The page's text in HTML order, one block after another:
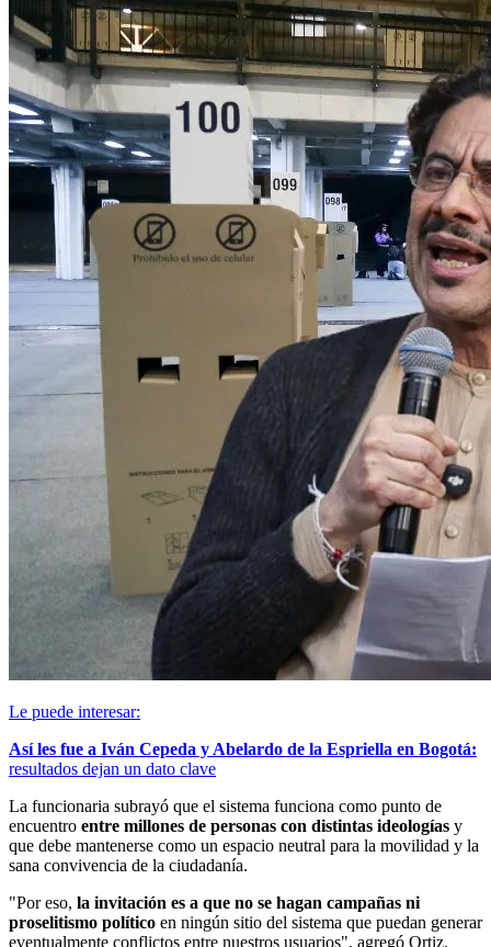
Le puede interesar:
Así les fue a Iván Cepeda y Abelardo de la Espriella en Bogotá:
resultados dejan un dato clave
La funcionaria subrayó que el sistema funciona como punto de
encuentro entre millones de personas con distintas ideologías y
que debe mantenerse como un espacio neutral para la movilidad y la
sana convivencia de la ciudadanía.
"Por eso, la invitación es a que no se hagan campañas ni
proselitismo político en ningún sitio del sistema que puedan generar
eventualmente conflictos entre nuestros usuarios", agregó Ortiz.